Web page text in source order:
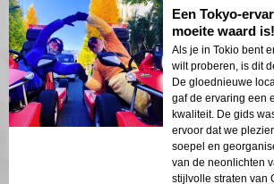
Een Tokyo-
moeite waard is!
Als je in Tokio bent
wilt proberen, is dit
De gloednieuwe
gaf de ervaring een
kwaliteit. De gids
ervoor dat we
soepel en
van de neonlichten
stijlvolle straten van